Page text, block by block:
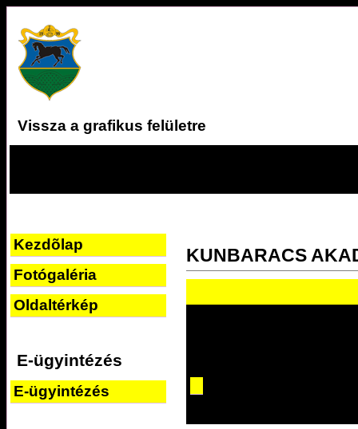
Vissza a grafikus felületre
Kezdõlap
Fotógaléria
Oldaltérkép
E-ügyintézés
E-ügyintézés
KUNBARACS